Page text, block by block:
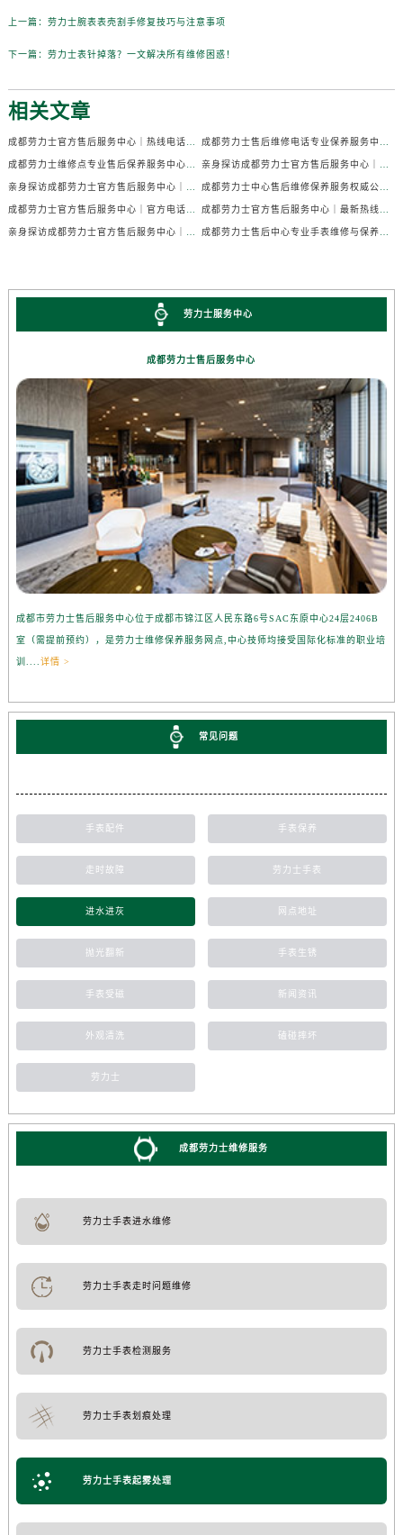
上一篇： 劳力士腕表表壳割手修复技巧与注意事项
下一篇： 劳力士表针掉落？一文解决所有维修困惑！
相关文章
成都劳力士官方售后服务中心｜热线电话及门店地址权威信息公示（2026年7月最新） 成都劳力士售后维修电话专业保养服务中心权威公示（2026年7月最新）
成都劳力士维修点专业售后保养服务中心权威公示（2026年7月最新） 亲身探访成都劳力士官方售后服务中心｜全部地址及热线电话（2026年7月最新）
亲身探访成都劳力士官方售后服务中心｜官方电话和详细网点地址（2026年7月最新） 成都劳力士中心售后维修保养服务权威公示（2026年7月最新）
成都劳力士官方售后服务中心｜官方电话及详细维修地址权威信息公示（2026年7月最新） 成都劳力士官方售后服务中心｜最新热线及维修地址权威信息公示（2026年7月最新）
亲身探访成都劳力士官方售后服务中心｜完整维修地址与售后热线（2026年7月最新） 成都劳力士售后中心专业手表维修与保养服务权威公示（2026年7月最新）
劳力士服务中心
成都劳力士售后服务中心
成都市劳力士售后服务中心位于成都市锦江区人民东路6号SAC东原中心24层2406B
室（需提前预约），是劳力士维修保养服务网点,中心技师均接受国际化标准的职业培
训....详情 >
常见问题
手表配件 手表保养
走时故障 劳力士手表
进水进灰 网点地址
抛光翻新 手表生锈
手表受磁 新闻资讯
外观清洗 磕碰摔坏
劳力士
成都劳力士维修服务
劳力士手表进水维修
劳力士手表走时问题维修
劳力士手表检测服务
劳力士手表划痕处理
劳力士手表起雾处理